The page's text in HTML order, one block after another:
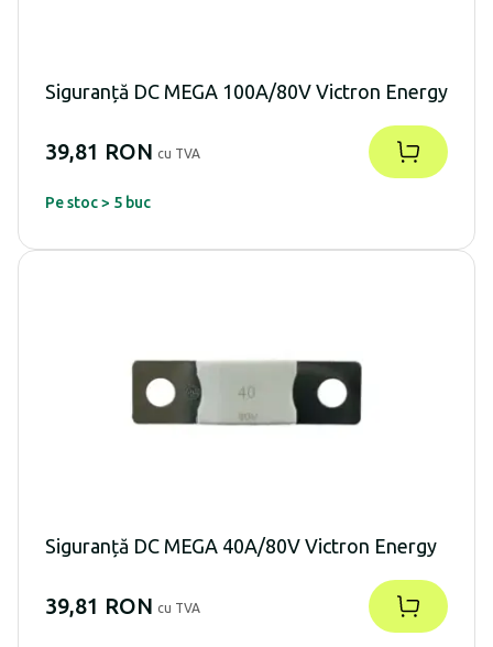
Siguranță DC MEGA 100A/80V Victron Energy
39,81 RON cu TVA
Pe stoc > 5 buc
Siguranță DC MEGA 40A/80V Victron Energy
39,81 RON cu TVA